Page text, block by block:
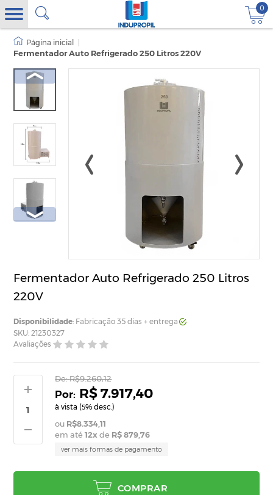
0
Fermentador Auto Refrigerado 250 Litros 220V
Fermentador Auto Refrigerado 250 Litros
220V
Disponibilidade: Fabricação 35 dias + entrega
SKU: 21230327
Avaliações
R$ 7.917,40
à vista (5% desc.)
De:R$9.260,12
R$8.334,11
em até12x de R$ 879,76
ver mais formas de pagamento
COMPRAR